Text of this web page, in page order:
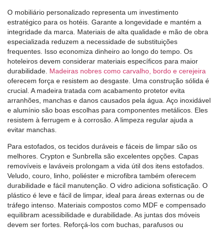
O mobiliário personalizado representa um investimento
estratégico para os hotéis. Garante a longevidade e mantém a
integridade da marca. Materiais de alta qualidade e mão de obra
especializada reduzem a necessidade de substituições
frequentes. Isso economiza dinheiro ao longo do tempo. Os
hoteleiros devem considerar materiais específicos para maior
durabilidade. Madeiras nobres como carvalho, bordo e cerejeira
oferecem força e resistem ao desgaste. Uma construção sólida é
crucial. A madeira tratada com acabamento protetor evita
arranhões, manchas e danos causados ​​pela água. Aço inoxidável
e alumínio são boas escolhas para componentes metálicos. Eles
resistem à ferrugem e à corrosão. A limpeza regular ajuda a
evitar manchas.
Para estofados, os tecidos duráveis ​​e fáceis de limpar são os
melhores. Crypton e Sunbrella são excelentes opções. Capas
removíveis e laváveis ​​prolongam a vida útil dos itens estofados.
Veludo, couro, linho, poliéster e microfibra também oferecem
durabilidade e fácil manutenção. O vidro adiciona sofisticação. O
plástico é leve e fácil de limpar, ideal para áreas externas ou de
tráfego intenso. Materiais compostos como MDF e compensado
equilibram acessibilidade e durabilidade. As juntas dos móveis
devem ser fortes. Reforçá-los com buchas, parafusos ou